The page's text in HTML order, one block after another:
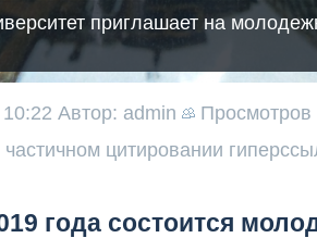
приглашает на
Автор: admin
Просмотров
цитировании
года состоится